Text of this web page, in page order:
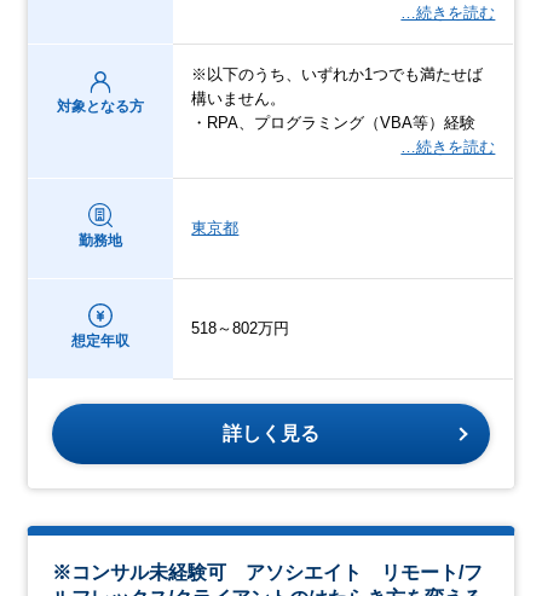
…続きを読む
対象となる方
※以下のうち、いずれか1つでも満たせば
構いません。
・RPA、プログラミング（VBA等）経験
…続きを読む
勤務地
東京都
想定年収
518～802万円
詳しく見る
※コンサル未経験可 アソシエイト リモート/フ